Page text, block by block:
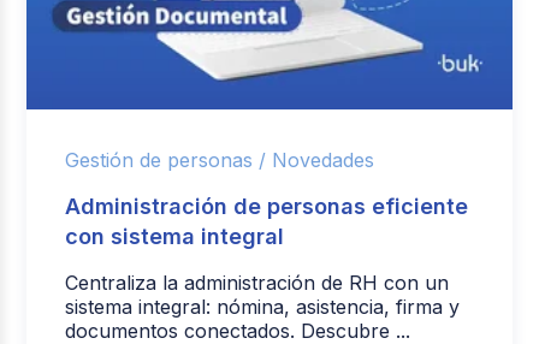
Gestión de personas / Novedades
Administración de personas eficiente
con sistema integral
Centraliza la administración de RH con un
sistema integral: nómina, asistencia, firma y
documentos conectados. Descubre ...